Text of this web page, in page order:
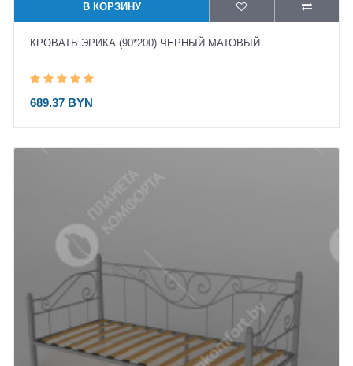
В КОРЗИНУ
КРОВАТЬ ЭРИКА (90*200) ЧЕРНЫЙ МАТОВЫЙ
689.37 BYN